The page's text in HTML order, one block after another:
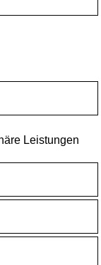
Leistungen